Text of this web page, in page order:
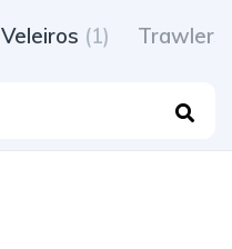
Veleiros (1) Trawlers